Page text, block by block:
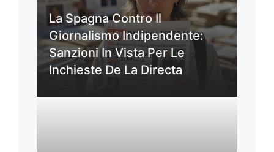
La Spagna Contro Il
Giornalismo Indipendente:
Sanzioni In Vista Per Le
Inchieste De La Directa